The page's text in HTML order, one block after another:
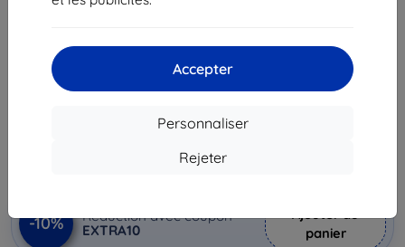
Accepter
Personnaliser
Rejeter
Adapté pour: Samsung Galaxy S21+
Description et caractéristiques
-10%
Réduction avec coupon
EXTRA10
panier